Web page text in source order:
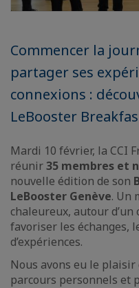
Commencer la
partager ses
connexions :
LeBooster
Mardi 10 février, la CCI
réunir35 membres et
nouvelle édition de son
LeBooster Genève. Un
chaleureux, autour
favoriser les échanges,
d’expériences.
Nous avons eu le plaisir
parcours personnels et